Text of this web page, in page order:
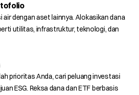
air dengan aset lainnya. Alokasikan dana
utilitas, infrastruktur, teknologi, dan
prioritas Anda, cari peluang investasi
ESG. Reksa dana dan ETF berbasis